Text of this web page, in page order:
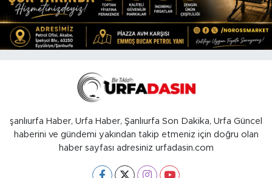
şanlıurfa Haber, Urfa Haber, Şanlıurfa Son Dakika, Urfa Güncel
haberini ve gündemi yakından takip etmeniz için doğru olan
haber sayfası adresiniz urfadasin.com